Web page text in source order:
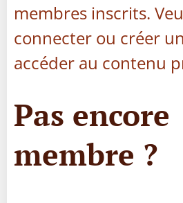
membres inscrits.
connecter ou créer
accéder au contenu
Pas encore
membre ?